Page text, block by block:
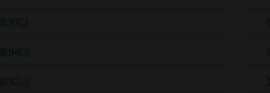
第97話
第94話
第92話